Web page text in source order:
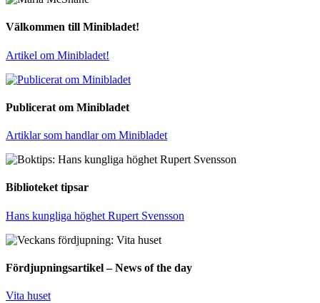
Välkommen till Minibladet!
Artikel om Minibladet!
Publicerat om Minibladet
Artiklar som handlar om Minibladet
Biblioteket tipsar
Hans kungliga höghet Rupert Svensson
Fördjupningsartikel – News of the day
Vita huset